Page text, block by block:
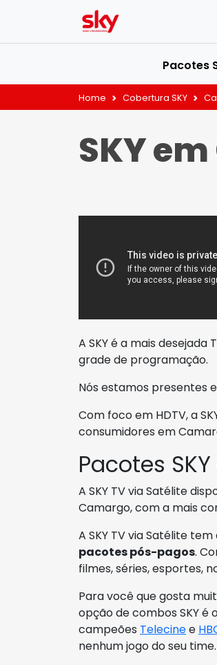
Pacotes
Home Cobertura SKY
SKY
A SKY é a mais
grade de programação.
Nós estamos presentes
Com foco em HDTV, a
consumidores em
Pacotes
A SKY TV via Satélite
Camargo, com a mais
A SKY TV via Satélite tem
pacotes pós-pagos.
filmes, séries, esportes,
Para você que gosta
opção de combos SKY é
campeões Telecinee
nenhum jogo do seu time.